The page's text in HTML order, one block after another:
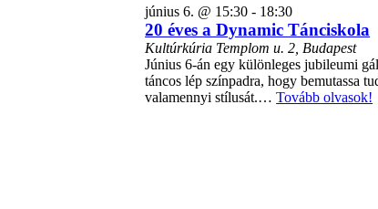
június 6. @ 15:30 - 18:30
20 éves a Dynamic Tánciskola
Kultúrkúria Templom u. 2, Budapest
Június 6-án egy különleges jubileumi
táncos lép színpadra, hogy bemutassa
valamennyi stílusát.…Tovább olvasok!